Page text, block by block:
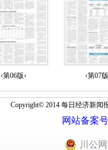
‹第06版› ‹第07
Copyright© 2014 每日经济新
网站备案
川公